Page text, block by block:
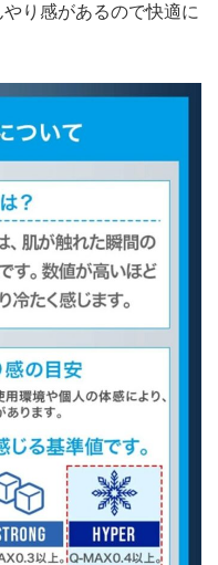
り感があるので快適に